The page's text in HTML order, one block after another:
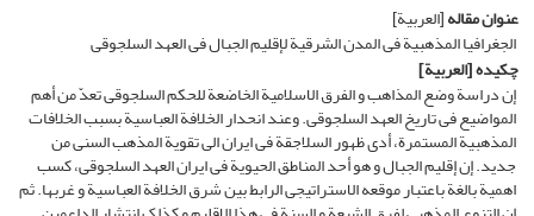
عنوان مقاله[العربیة]
الجغرافیا المذهبیة فی المدن الشرقیة لإقلیم الجبال فی العهد السلجوقی
چکیده[العربیة]
إن دراسة وضع المذاهب و الفرق الاسلامیة الخاضعة للحکم السلجوقی تعدّ من أهم
المواضیع فی تاریخ العهد السلجوقی. وعند انحدار الخلافة العباسیة بسبب الخلافات
المذهبیة المستمرة، أدى ظهور السلاجقة فی ایران الى تقویة المذهب السنی من
جدید. إن إقلیم الجبال و هو أحد المناطق الحیویة فی ایران العهد السلجوقی، کسب
اهمیة بالغة باعتبار موقعه الاستراتیجی الرابط بین شرق الخلافة العباسیة و غربها. ثم